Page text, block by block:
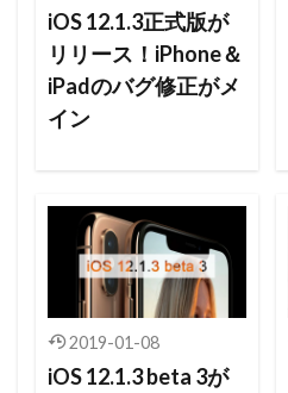
iOS 12.1.3正式版が
リリース！iPhone＆
iPadのバグ修正がメ
イン
2019-01-08
iOS 12.1.3 beta 3が